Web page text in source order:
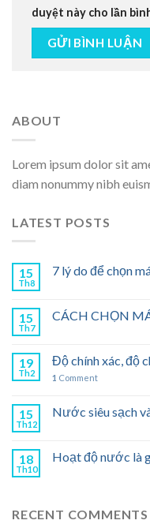
duyệt này cho lần
ABOUT
Lorem ipsum dolor sit
diam nonummy nibh
LATEST POSTS
15
Th8
7 lý do để chọn
15
Th7
CÁCH CHỌN
19
Th2
Độ chính xác, độ
1 Comment
15
Th12
Nước siêu sạch
18
Th10
Hoạt độ nước là
RECENT COMMENTS